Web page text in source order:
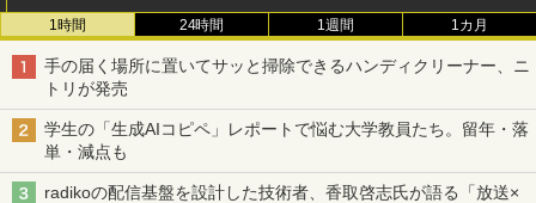
1時間 24時間 1週間 1カ月
手の届く場所に置いてサッと掃除できるハンディクリーナー、ニ
トリが発売
学生の「生成AIコピペ」レポートで悩む大学教員たち。留年・落
単・減点も
radikoの配信基盤を設計した技術者、香取啓志氏が語る「放送×